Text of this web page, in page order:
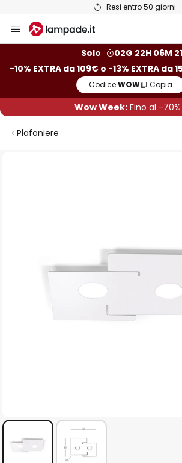
Resi entro 50 giorni
Salta
al
Solo
02G 22H 06M
-10% EXTRA da 109€ o -13% EXTRA da
Codice:WOW Copia
Wow Week: Fino al -70%
Plafoniere